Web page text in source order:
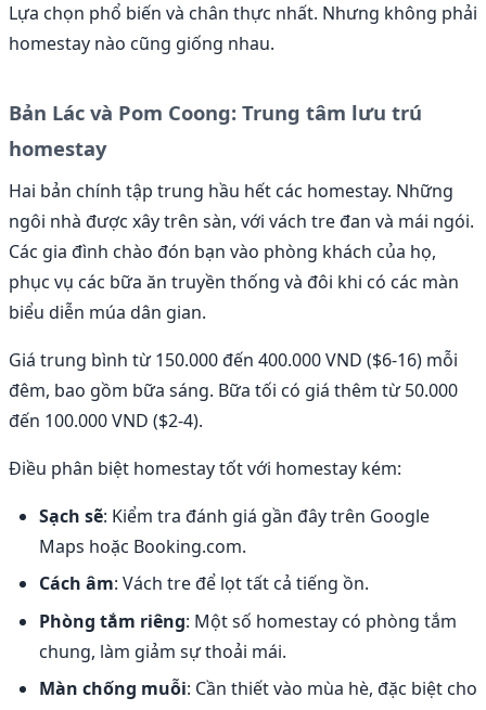
Lựa chọn phổ biến và chân thực nhất. Nhưng không phải
homestay nào cũng giống nhau.
Bản Lác và Pom Coong: Trung tâm lưu trú
homestay
Hai bản chính tập trung hầu hết các homestay. Những
ngôi nhà được xây trên sàn, với vách tre đan và mái ngói.
Các gia đình chào đón bạn vào phòng khách của họ,
phục vụ các bữa ăn truyền thống và đôi khi có các màn
biểu diễn múa dân gian.
Giá trung bình từ 150.000 đến 400.000 VND ($6-16) mỗi
đêm, bao gồm bữa sáng. Bữa tối có giá thêm từ 50.000
đến 100.000 VND ($2-4).
Điều phân biệt homestay tốt với homestay kém:
Sạch sẽ: Kiểm tra đánh giá gần đây trên Google
Maps hoặc Booking.com.
Cách âm: Vách tre để lọt tất cả tiếng ồn.
Phòng tắm riêng: Một số homestay có phòng tắm
chung, làm giảm sự thoải mái.
Màn chống muỗi: Cần thiết vào mùa hè, đặc biệt cho